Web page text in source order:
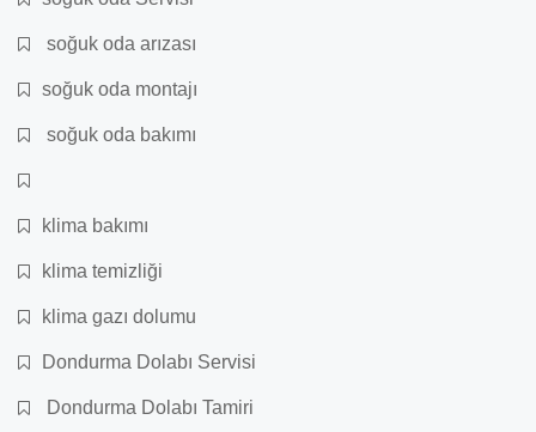
soğuk oda arızası
soğuk oda montajı
soğuk oda bakımı
klima bakımı
klima temizliği
klima gazı dolumu
Dondurma Dolabı Servisi
Dondurma Dolabı Tamiri